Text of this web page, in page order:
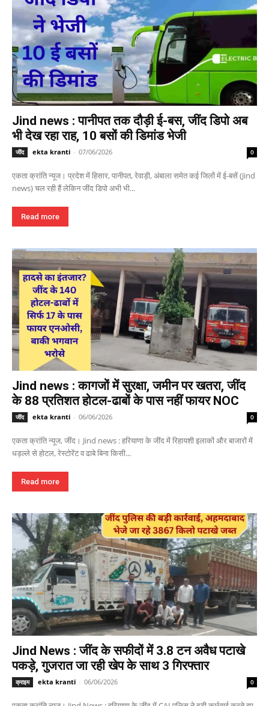
Jind news : पानीपत तक दौड़ी ई-बस, जींद डिपो अब
भी देख रहा राह, 10 बसों की डिमांड भेजी
जींद ekta kranti - 07/06/2026 0
एकता क्रांति न्यूज। प्रदेश में हिसार, पानीपत, रेवाड़ी, अंबाला समेत कई जिलों में ई-बसें (Jind
news) चल रही हैं लेकिन जींद डिपो अभी भी...
Read more
Jind news : कागजों में सुरक्षा, जमीन पर खतरा, जींद
के 88 प्रतिशत होटल-ढाबों के पास नहीं फायर NOC
जींद ekta kranti - 06/06/2026 0
एकता क्रांति न्यूज, जींद। Jind news : हरियाणा के जींद में रिहायशी इलाकों और बाजारों में
धड़ल्ले से होटल, रेस्टोरेंट व ढाबे बिना किसी...
Read more
Jind News : जींद के सफीदों में 3.8 टन अवैध पटाखे
पकड़े, गुजरात जा रही खेप के साथ 3 गिरफ्तार
क्राइम ekta kranti - 06/06/2026 0